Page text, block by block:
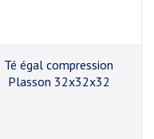
Té égal compression
Plasson 32x32x32